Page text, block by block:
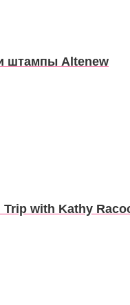
штампы Altenew
with Kathy